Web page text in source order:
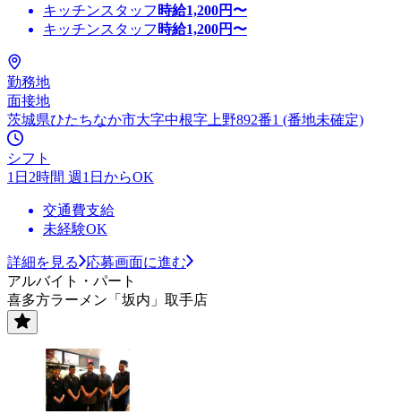
キッチンスタッフ 時給1,200円〜
キッチンスタッフ 時給1,200円〜
勤務地
面接地
茨城県ひたちなか市大字中根字上野892番1 (番地未確定)
シフト
1日2時間 週1日からOK
交通費支給
未経験OK
詳細を見る
応募画面に進む
アルバイト・パート
喜多方ラーメン「坂内」取手店